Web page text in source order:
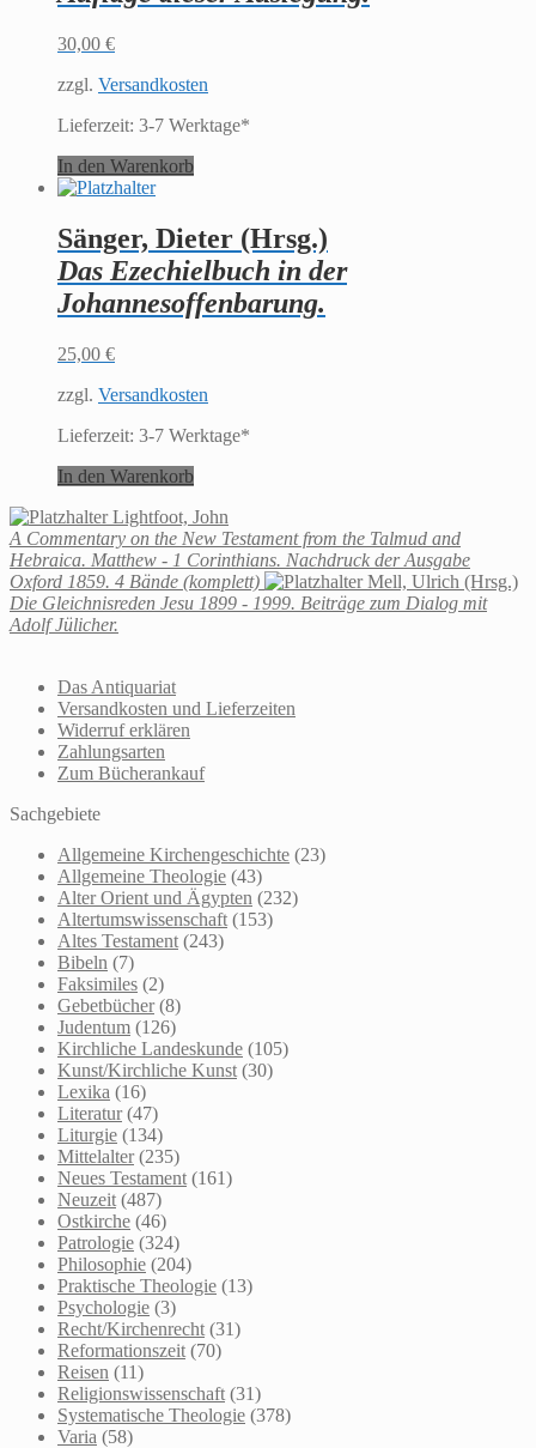
30,00 €
zzgl. Versandkosten
Lieferzeit: 3-7 Werktage*
In den Warenkorb
Sänger, Dieter (Hrsg.)
Das Ezechielbuch in der
Johannesoffenbarung.
25,00 €
zzgl. Versandkosten
Lieferzeit: 3-7 Werktage*
In den Warenkorb
Lightfoot, John
A Commentary on the New Testament from the Talmud and
Hebraica. Matthew - 1 Corinthians. Nachdruck der Ausgabe
Oxford 1859. 4 Bände (komplett)
Mell, Ulrich (Hrsg.)
Die Gleichnisreden Jesu 1899 - 1999. Beiträge zum Dialog mit
Adolf Jülicher.
Das Antiquariat
Versandkosten und Lieferzeiten
Widerruf erklären
Zahlungsarten
Zum Bücherankauf
Sachgebiete
Allgemeine Kirchengeschichte (23)
Allgemeine Theologie (43)
Alter Orient und Ägypten (232)
Altertumswissenschaft (153)
Altes Testament (243)
Bibeln (7)
Faksimiles (2)
Gebetbücher (8)
Judentum (126)
Kirchliche Landeskunde (105)
Kunst/Kirchliche Kunst (30)
Lexika (16)
Literatur (47)
Liturgie (134)
Mittelalter (235)
Neues Testament (161)
Neuzeit (487)
Ostkirche (46)
Patrologie (324)
Philosophie (204)
Praktische Theologie (13)
Psychologie (3)
Recht/Kirchenrecht (31)
Reformationszeit (70)
Reisen (11)
Religionswissenschaft (31)
Systematische Theologie (378)
Varia (58)